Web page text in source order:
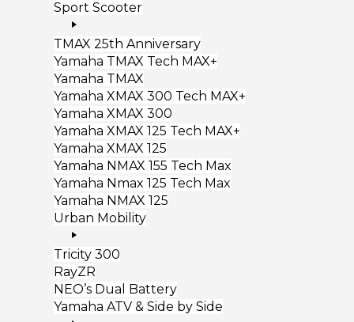
Sport Scooter
TMAX 25th Anniversary
Yamaha TMAX Tech MAX+
Yamaha TMAX
Yamaha XMAX 300 Tech MAX+
Yamaha XMAX 300
Yamaha XMAX 125 Tech MAX+
Yamaha XMAX 125
Yamaha NMAX 155 Tech Max
Yamaha Nmax 125 Tech Max
Yamaha NMAX 125
Urban Mobility
Tricity 300
RayZR
NEO’s Dual Battery
Yamaha ATV & Side by Side